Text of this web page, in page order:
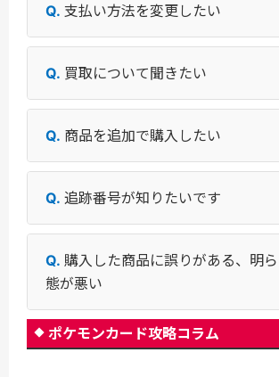
支払い方法を変更したい
買取について聞きたい
商品を追加で購入したい
追跡番号が知りたいです
購入した商品に誤りがある、明
態が悪い
ポケモンカード攻略コラム